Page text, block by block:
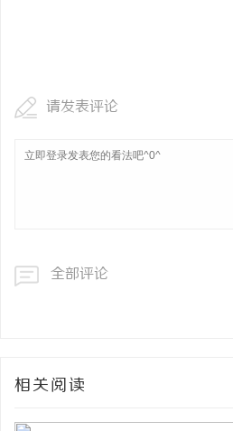
请发表评论
全部评论
相关阅读